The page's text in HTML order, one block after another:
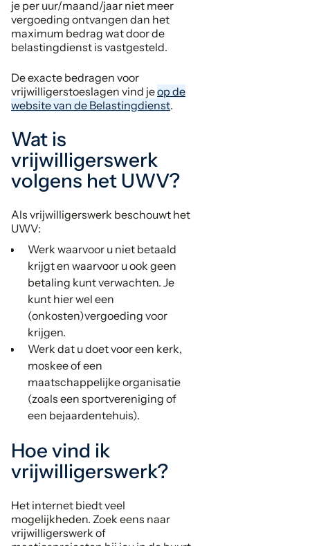
je per uur/maand/jaar niet meer
vergoeding ontvangen dan het
maximum bedrag wat door de
belastingdienst is vastgesteld.
De exacte bedragen voor
vrijwilligerstoeslagen vind jeop de
website van de Belastingdienst.
Wat is
vrijwilligerswerk
volgens het UWV?
Als vrijwilligerswerk beschouwt het
UWV:
Werk waarvoor u niet betaald
krijgt en waarvoor u ook geen
betaling kunt verwachten. Je
kunt hier wel een
(onkosten)vergoeding voor
krijgen.
Werk dat u doet voor een kerk,
moskee of een
maatschappelijke organisatie
(zoals een sportvereniging of
een bejaardentehuis).
Hoe vind ik
vrijwilligerswerk?
Het internet biedt veel
mogelijkheden. Zoek eens naar
vrijwilligerswerk of